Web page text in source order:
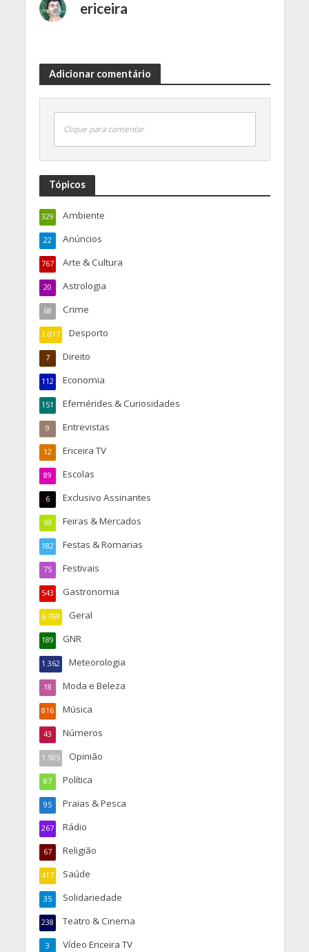
ericeira
Adicionar comentário
Clique para comentar
Tópicos
Ambiente
329
Anúncios
22
Arte & Cultura
767
Astrologia
20
Crime
68
Desporto
1.017
Direito
7
Economia
112
Efemérides & Curiosidades
151
Entrevistas
9
Ericeira TV
12
Escolas
89
Exclusivo Assinantes
6
Feiras & Mercados
69
Festas & Romarias
182
Festivais
75
Gastronomia
543
Geral
6.769
GNR
189
Meteorologia
1.362
Moda e Beleza
18
Música
816
Números
43
Opinião
1.505
Política
87
Praias & Pesca
95
Rádio
267
Religião
67
Saúde
417
Solidariedade
35
Teatro & Cinema
238
Vídeo Ericeira TV
3